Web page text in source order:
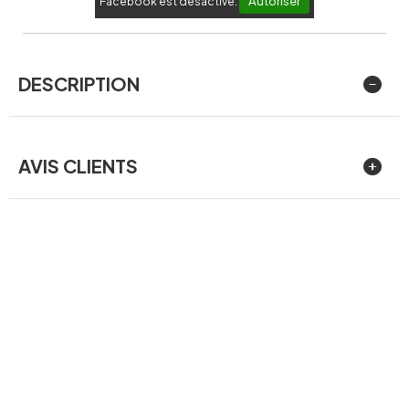
DESCRIPTION
AVIS CLIENTS